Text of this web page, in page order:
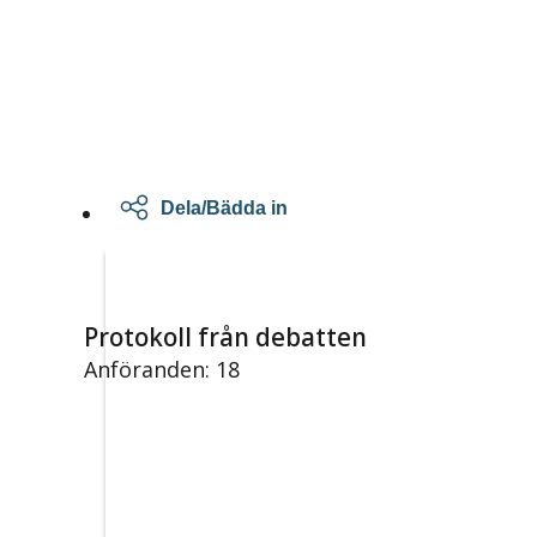
Dela/Bädda in
Protokoll från debatten
Anföranden: 18